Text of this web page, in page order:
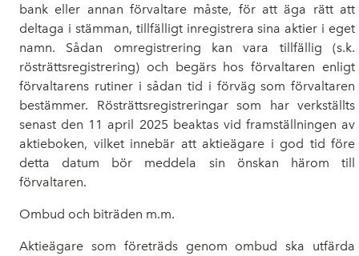
bank eller annan förvaltare måste, för att äga rätt att
deltaga i stämman, tillfälligt inregistrera sina aktier i eget
namn. Sådan omregistrering kan vara tillfällig (s.k.
rösträttsregistrering) och begärs hos förvaltaren enligt
förvaltarens rutiner i sådan tid i förväg som förvaltaren
bestämmer. Rösträttsregistreringar som har verkställts
senast den 11 april 2025 beaktas vid framställningen av
aktieboken, vilket innebär att aktieägare i god tid före
detta datum bör meddela sin önskan härom till
förvaltaren.
Ombud och biträden m.m.
Aktieägare som företräds genom ombud ska utfärda